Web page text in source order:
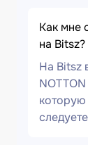
Как мне
на Bitsz?
На Bitsz
которую